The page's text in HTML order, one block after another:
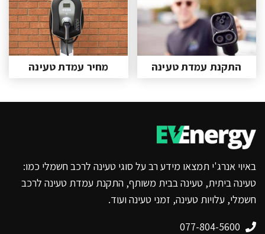
התקנת עמדת טעינה מחיר עמדת טעינה
באיוי אנרג'י תמצאו מידע רב על סוגי טעינה לרכב חשמלי כמו:
טעינה ביתית, טעינה בבית משותף, התקנת עמדת טעינה לרכב
חשמלי, עלויות טעינה, זמני טעינה ועוד.
077-804-5600